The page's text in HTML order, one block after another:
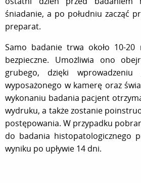
śniadanie, a po południu zacząć
preparat.
Samo badanie trwa około 10-
bezpieczne. Umożliwia ono
grubego, dzięki wprowadzeniu
wyposażonego w kamerę oraz
wykonaniu badania pacjent
wydruku, a także zostanie
postępowania. W przypadku
do badania histopatologicznego
wyniku po upływie 14 dni.